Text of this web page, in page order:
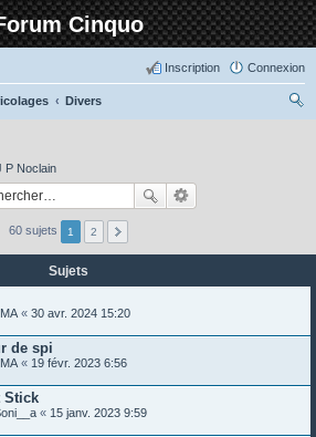
Cinquo
Connexion
Inscription
Divers
P Noclain
60 sujets 1 2
Sujets
« 30 avr. 2024 15:20
de spi
« 19 févr. 2023 6:56
Stick
« 15 janv. 2023 9:59